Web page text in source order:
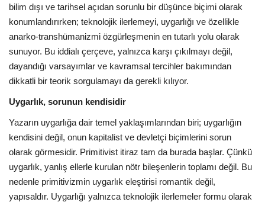
English
bilim dışı ve tarihsel açıdan sorunlu bir düşünce biçimi olarak
konumlandırırken; teknolojik ilerlemeyi, uygarlığı ve özellikle
anarko-transhümanizmi özgürleşmenin en tutarlı yolu olarak
sunuyor. Bu iddialı çerçeve, yalnızca karşı çıkılmayı değil,
dayandığı varsayımlar ve kavramsal tercihler bakımından
dikkatli bir teorik sorgulamayı da gerekli kılıyor.
Uygarlık, sorunun kendisidir
Yazarın uygarlığa dair temel yaklaşımlarından biri; uygarlığın
kendisini değil, onun kapitalist ve devletçi biçimlerini sorun
olarak görmesidir. Primitivist itiraz tam da burada başlar. Çünkü
uygarlık, yanlış ellerle kurulan nötr bileşenlerin toplamı değil. Bu
nedenle primitivizmin uygarlık eleştirisi romantik değil,
yapısaldır. Uygarlığı yalnızca teknolojik ilerlemeler formu olarak